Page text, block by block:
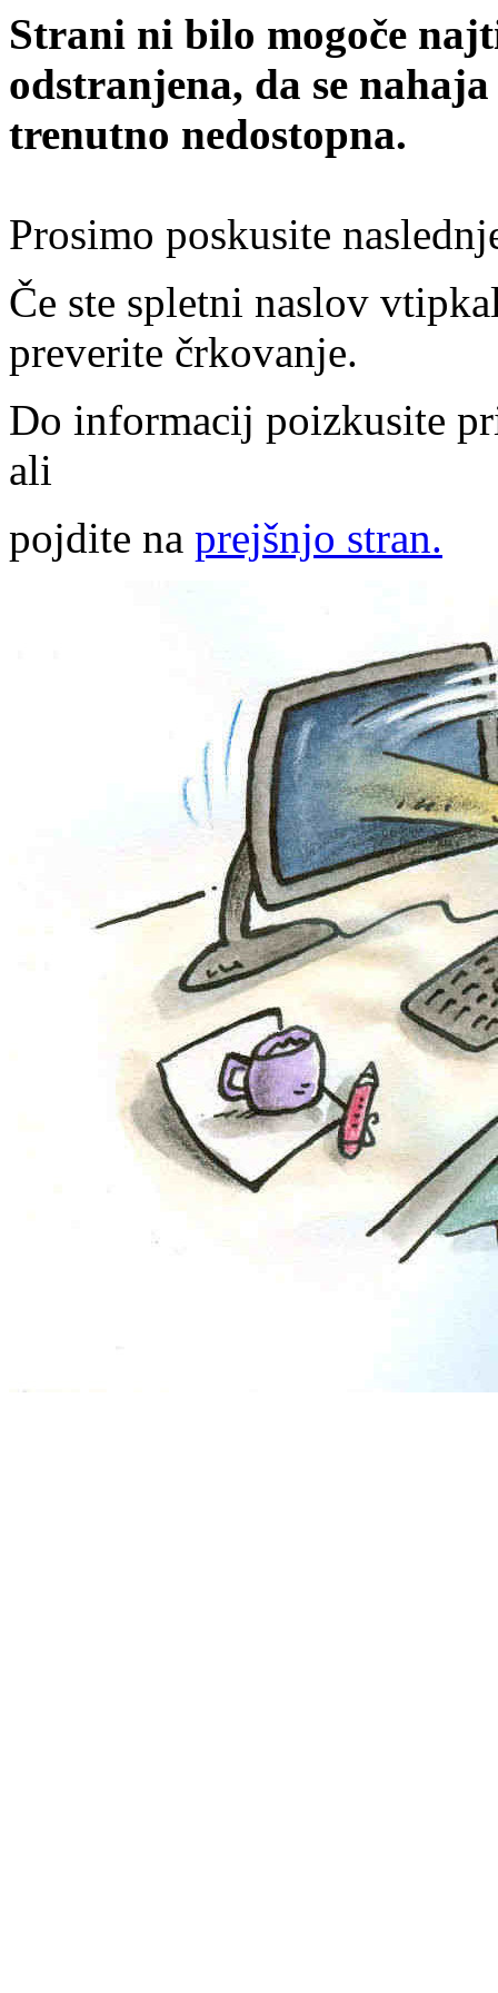
Strani ni bilo mogoče
odstranjena, da se
trenutno nedostopna.
Prosimo poskusite
Če ste spletni naslov
preverite črkovanje.
Do informacij poizkusite
ali
pojdite na prejšnjo stran.